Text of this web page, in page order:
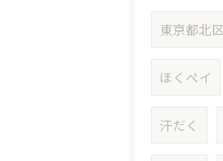
東京都北区
ほくペイ
汗だく